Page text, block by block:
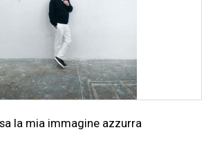
la mia immagine azzurra